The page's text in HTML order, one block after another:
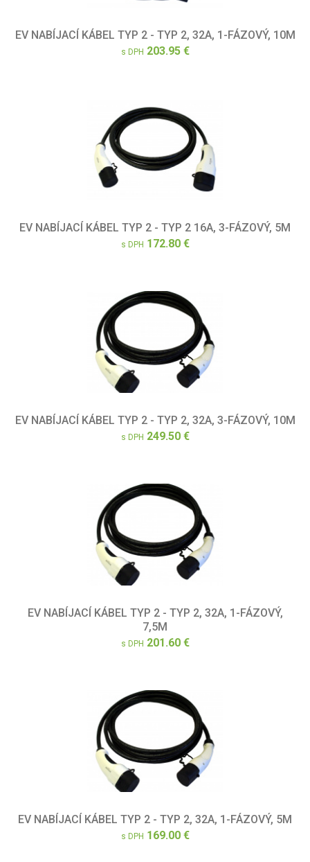
EV NABÍJACÍ KÁBEL TYP 2 - TYP 2, 32A, 1-FÁZOVÝ, 10M
s DPH 203.95 €
EV NABÍJACÍ KÁBEL TYP 2 - TYP 2 16A, 3-FÁZOVÝ, 5M
s DPH 172.80 €
EV NABÍJACÍ KÁBEL TYP 2 - TYP 2, 32A, 3-FÁZOVÝ, 10M
s DPH 249.50 €
EV NABÍJACÍ KÁBEL TYP 2 - TYP 2, 32A, 1-FÁZOVÝ,
7,5M
s DPH 201.60 €
EV NABÍJACÍ KÁBEL TYP 2 - TYP 2, 32A, 1-FÁZOVÝ, 5M
s DPH 169.00 €